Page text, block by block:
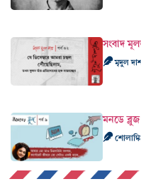
সংবাদ
মৃদুল
মনডে